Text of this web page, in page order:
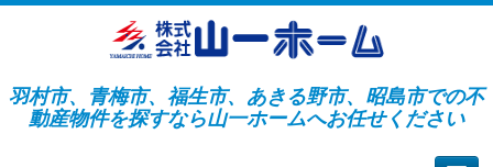
羽村市、青梅市、福生市、あきる野市、昭島市での不
動産物件を探すなら山一ホームへお任せください